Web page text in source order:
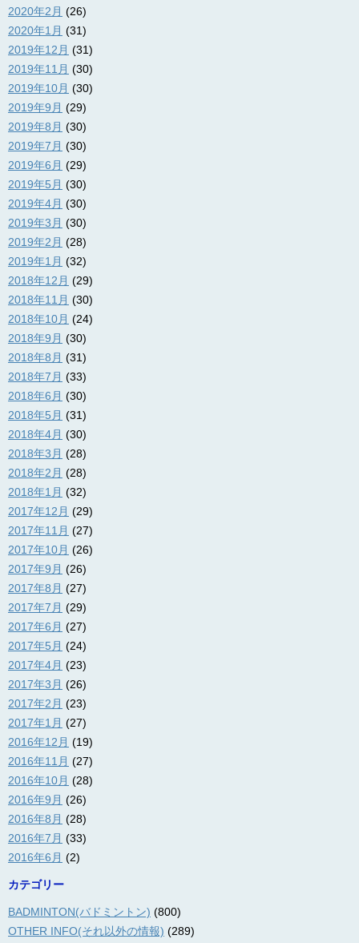
2020年2月 (26)
2020年1月 (31)
2019年12月 (31)
2019年11月 (30)
2019年10月 (30)
2019年9月 (29)
2019年8月 (30)
2019年7月 (30)
2019年6月 (29)
2019年5月 (30)
2019年4月 (30)
2019年3月 (30)
2019年2月 (28)
2019年1月 (32)
2018年12月 (29)
2018年11月 (30)
2018年10月 (24)
2018年9月 (30)
2018年8月 (31)
2018年7月 (33)
2018年6月 (30)
2018年5月 (31)
2018年4月 (30)
2018年3月 (28)
2018年2月 (28)
2018年1月 (32)
2017年12月 (29)
2017年11月 (27)
2017年10月 (26)
2017年9月 (26)
2017年8月 (27)
2017年7月 (29)
2017年6月 (27)
2017年5月 (24)
2017年4月 (23)
2017年3月 (26)
2017年2月 (23)
2017年1月 (27)
2016年12月 (19)
2016年11月 (27)
2016年10月 (28)
2016年9月 (26)
2016年8月 (28)
2016年7月 (33)
2016年6月 (2)
カテゴリー
BADMINTON(バドミントン) (800)
OTHER INFO(それ以外の情報) (289)